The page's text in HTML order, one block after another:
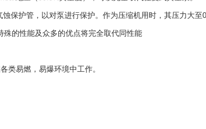
保护管，以对泵进行保护。作为压缩机用时，其压力大至
的性能及众多的优点将完全取代同性能
类易燃，易爆环境中工作。